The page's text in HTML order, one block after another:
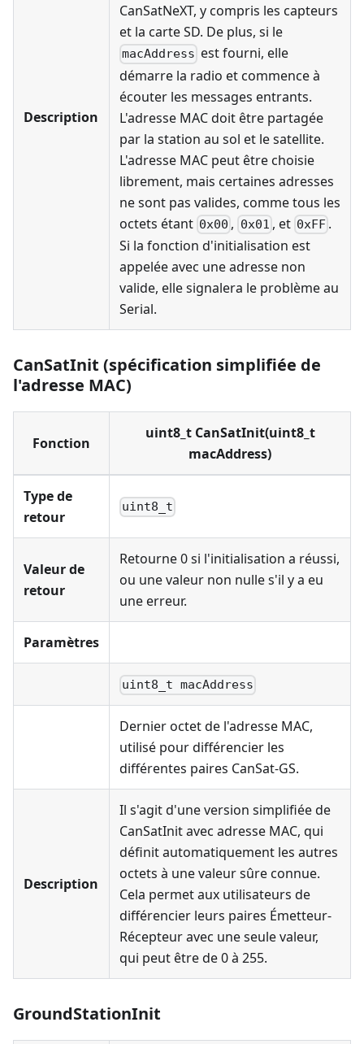
Description
CanSatNeXT, y compris les capteurs
et la carte SD. De plus, si le
macAddress est fourni, elle
démarre la radio et commence à
écouter les messages entrants.
L'adresse MAC doit être partagée
par la station au sol et le satellite.
L'adresse MAC peut être choisie
librement, mais certaines adresses
ne sont pas valides, comme tous les
octets étant 0x00 , 0x01 , et 0xFF .
Si la fonction d'initialisation est
appelée avec une adresse non
valide, elle signalera le problème au
Serial.
CanSatInit (spécification simplifiée de
l'adresse MAC)
Fonction
uint8_t CanSatInit(uint8_t
macAddress)
Type de
retour
uint8_t
Valeur de
retour
Retourne 0 si l'initialisation a réussi,
ou une valeur non nulle s'il y a eu
une erreur.
Paramètres
uint8_t macAddress
Dernier octet de l'adresse MAC,
utilisé pour différencier les
différentes paires CanSat-GS.
Description
Il s'agit d'une version simplifiée de
CanSatInit avec adresse MAC, qui
définit automatiquement les autres
octets à une valeur sûre connue.
Cela permet aux utilisateurs de
différencier leurs paires Émetteur-
Récepteur avec une seule valeur,
qui peut être de 0 à 255.
GroundStationInit